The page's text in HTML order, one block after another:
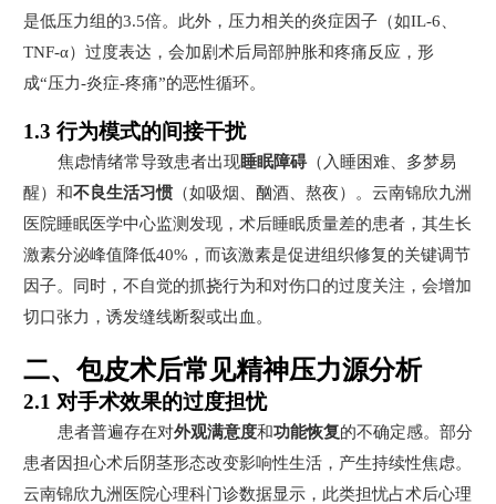
是低压力组的3.5倍。此外，压力相关的炎症因子（如IL-6、
TNF-α）过度表达，会加剧术后局部肿胀和疼痛反应，形
成“压力-炎症-疼痛”的恶性循环。
1.3 行为模式的间接干扰
焦虑情绪常导致患者出现睡眠障碍（入睡困难、多梦易
醒）和不良生活习惯 （如吸烟、酗酒、熬夜）。云南锦欣九洲
医院睡眠医学中心监测发现，术后睡眠质量差的患者，其生长
激素分泌峰值降低40%，而该激素是促进组织修复的关键调节
因子。同时，不自觉的抓挠行为和对伤口的过度关注，会增加
切口张力，诱发缝线断裂或出血。
二、包皮术后常见精神压力源分析
2.1 对手术效果的过度担忧
患者普遍存在对外观满意度和功能恢复的不确定感。部分
患者因担心术后阴茎形态改变影响性生活，产生持续性焦虑。
云南锦欣九洲医院心理科门诊数据显示，此类担忧占术后心理